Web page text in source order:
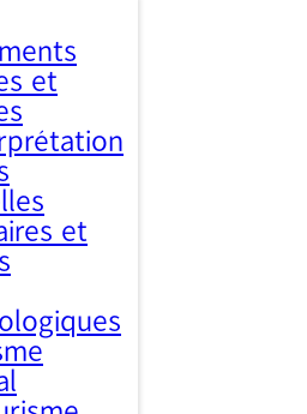
et
et